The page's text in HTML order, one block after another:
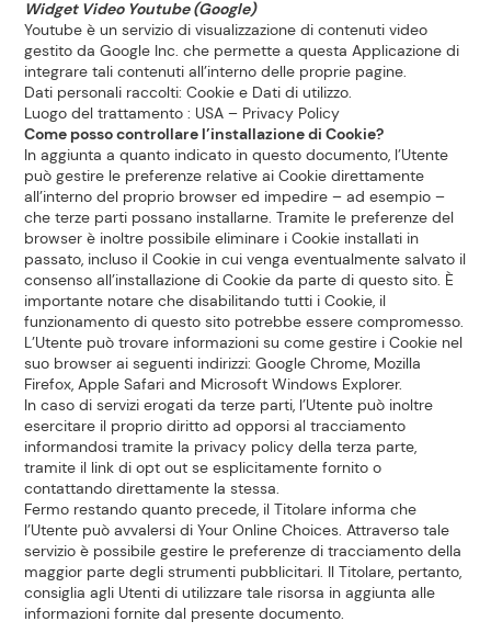
Widget Video Youtube (Google)
Youtube è un servizio di visualizzazione di contenuti video
gestito da Google Inc. che permette a questa Applicazione di
integrare tali contenuti all’interno delle proprie pagine.
Dati personali raccolti: Cookie e Dati di utilizzo.
Luogo del trattamento : USA – Privacy Policy
Come posso controllare l’installazione di Cookie?
In aggiunta a quanto indicato in questo documento, l’Utente
può gestire le preferenze relative ai Cookie direttamente
all’interno del proprio browser ed impedire – ad esempio –
che terze parti possano installarne. Tramite le preferenze del
browser è inoltre possibile eliminare i Cookie installati in
passato, incluso il Cookie in cui venga eventualmente salvato il
consenso all’installazione di Cookie da parte di questo sito. È
importante notare che disabilitando tutti i Cookie, il
funzionamento di questo sito potrebbe essere compromesso.
L’Utente può trovare informazioni su come gestire i Cookie nel
suo browser ai seguenti indirizzi:Google Chrome, Mozilla
Firefox,Apple Safari and Microsoft Windows Explorer.
In caso di servizi erogati da terze parti, l’Utente può inoltre
esercitare il proprio diritto ad opporsi al tracciamento
informandosi tramite la privacy policy della terza parte,
tramite il link di opt out se esplicitamente fornito o
contattando direttamente la stessa.
Fermo restando quanto precede, il Titolare informa che
l’Utente può avvalersi diYour Online Choices. Attraverso tale
servizio è possibile gestire le preferenze di tracciamento della
maggior parte degli strumenti pubblicitari. Il Titolare, pertanto,
consiglia agli Utenti di utilizzare tale risorsa in aggiunta alle
informazioni fornite dal presente documento.